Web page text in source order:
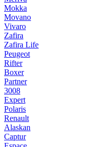
Mokka
Movano
Vivaro
Zafira
Zafira Life
Peugeot
Rifter
Boxer
Partner
3008
Expert
Polaris
Renault
Alaskan
Captur